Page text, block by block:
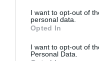
not limited to your visit or
grant or deny consent to
use your data for below
consent section.
I want to opt-out of
personal data.
Opted In
I want to opt-out of
Personal Data.
szóban forgó
óta tudunk, amikor a
nagyvilágba.